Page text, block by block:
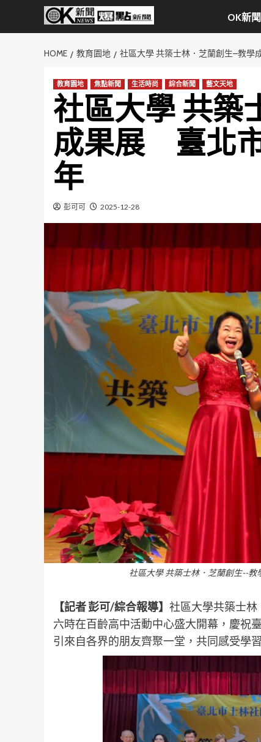
OK新聞
HOME 教育園地 社區大學 共築士林．芝蘭創生–教
教育園地 焦點新聞 生活時尚 綜合新聞 藝文天地
社區大學 共築
成果展 臺北
年
彭可可 2025-12-28
社區大學 共築士林．芝蘭創生--
【記者 彭可/綜合報導】 社區大學共築士
六時在百齡高中活動中心盛大開幕，慶祝
引來自各界的朋友齊聚一堂，共同感受學